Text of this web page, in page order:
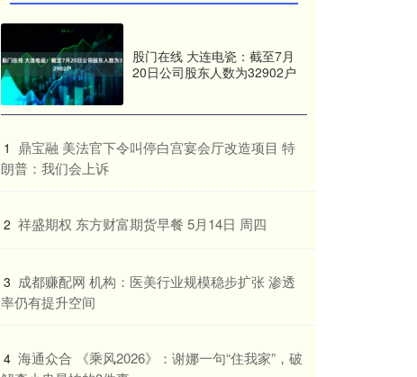
股门在线 大连电瓷：截至7月
20日公司股东人数为32902户
1 ​鼎宝融 美法官下令叫停白宫宴会厅改造项目 特
朗普：我们会上诉
2 ​祥盛期权 东方财富期货早餐 5月14日 周四
3 ​成都赚配网 机构：医美行业规模稳步扩张 渗透
率仍有提升空间
4 ​海通众合 《乘风2026》：谢娜一句“住我家”，破